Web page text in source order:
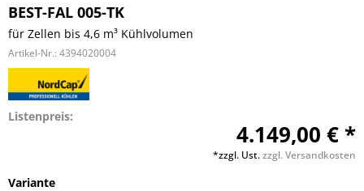
BEST-FAL 005-TK
für Zellen bis 4,6 m³ Kühlvolumen
Artikel-Nr.: 4394020004
Listenpreis:
4.149,00 € *
*zzgl. Ust.zzgl. Versandkosten
Variante